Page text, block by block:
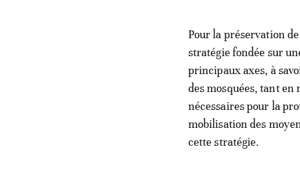
Pour la préservation
stratégie fondée sur
principaux axes, à
des mosquées, tant
nécessaires pour la
mobilisation des
cette stratégie.